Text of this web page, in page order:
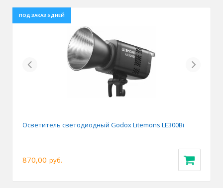
ПОД ЗАКАЗ 5 ДНЕЙ
Previous Next
Осветитель светодиодный Godox Litemons LE300Bi
870,00 руб.